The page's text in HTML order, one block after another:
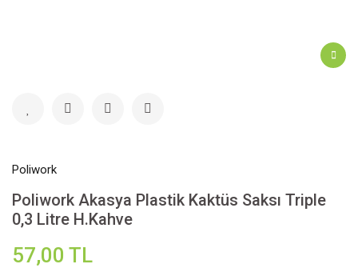
Poliwork
Poliwork Akasya Plastik Kaktüs Saksı Triple
0,3 Litre H.Kahve
57,00 TL